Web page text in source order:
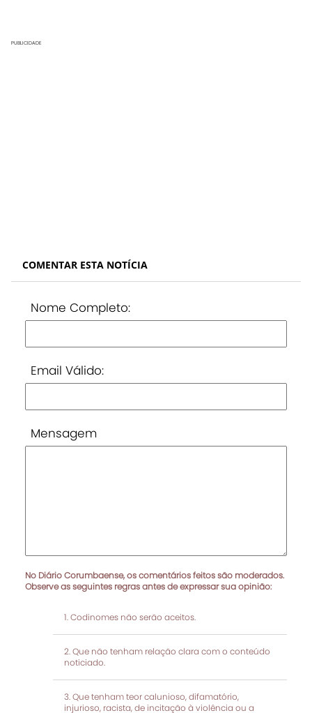
PUBLICIDADE
COMENTAR ESTA NOTÍCIA
Nome Completo:
Email Válido:
Mensagem
No Diário Corumbaense, os comentários feitos são moderados.
Observe as seguintes regras antes de expressar sua opinião:
Codinomes não serão aceitos.
Que não tenham relação clara com o conteúdo
noticiado.
Que tenham teor calunioso, difamatório,
injurioso, racista, de incitação à violência ou a